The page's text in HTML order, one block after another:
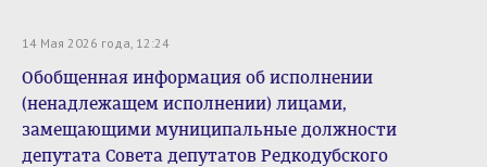
14 Мая 2026 года, 12:24
Обобщенная информация об исполнении
(ненадлежащем исполнении) лицами,
замещающими муниципальные должности
депутата Совета депутатов Редкодубского